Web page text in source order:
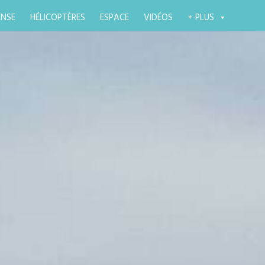
HÉLICOPTÈRES ESPACE VIDÉOS + PLUS